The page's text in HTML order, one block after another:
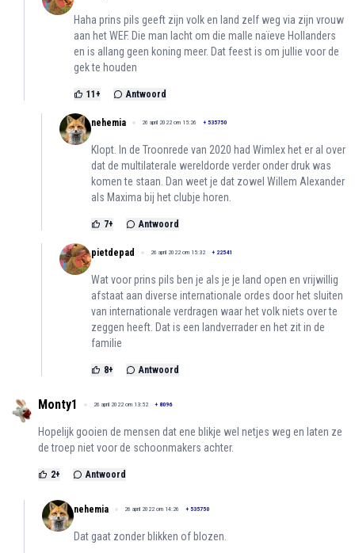
Haha prins pils geeft zijn volk en land zelf weg via zijn vrouw
aan het WEF. Die man lacht om die malle naïeve Hollanders
en is allang geen koning meer. Dat feest is om jullie voor de
gek te houden
11 + Antwoord
nehemia 26 april 2022 om 15:26 + 535750
Klopt. In de Troonrede van 2020 had Wimlex het er al over
dat de multilaterale wereldorde verder onder druk was
komen te staan. Dan weet je dat zowel Willem Alexander
als Maxima bij het clubje horen.
7+ Antwoord
pietdepad 26 april 2022 om 15:32 + 22541
Wat voor prins pils ben je als je je land open en vrijwillig
afstaat aan diverse internationale ordes door het sluiten
van internationale verdragen waar het volk niets over te
zeggen heeft. Dat is een landverrader en het zit in de
familie
8+ Antwoord
Monty1 26 april 2022 om 13:52 + 8096
Hopelijk gooien de mensen dat ene blikje wel netjes weg en laten ze
de troep niet voor de schoonmakers achter.
2+ Antwoord
nehemia 26 april 2022 om 14:26 + 535750
Dat gaat zonder blikken of blozen.